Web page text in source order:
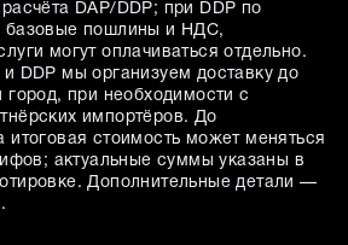
DAP/DDP; при DDP по
базовые пошлины и НДС,
могут оплачиваться отдельно.
и DDP мы организуем доставку до
город, при необходимости с
импортёров. До
итоговая стоимость может меняться
актуальные суммы указаны в
Дополнительные детали —